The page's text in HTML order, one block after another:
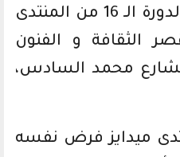
وسجل المنظمون أن الدورة الـ 16 من المنتدى
الثقافة و الفنون
بشارع محمد السادس،
ميدايز فرض نفسه